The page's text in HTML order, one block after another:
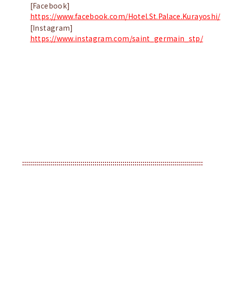
[Facebook]
https://www.facebook.com/Hotel.St.Palace.Kurayoshi/
[Instagram]
https://www.instagram.com/saint_germain_stp/